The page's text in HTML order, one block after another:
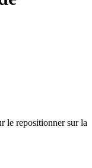
le repositionner sur la